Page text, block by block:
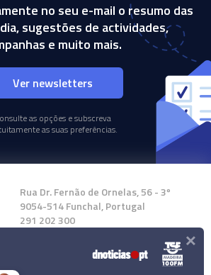
no seu e-mail o resumo das
sugestões de actividades,
e muito mais.
Ver newsletters
as opções e subscreva
as suas preferências.
Rua Dr. Fernão de Ornelas, 56 - 3º
9054-514 Funchal, Portugal
291 202 300
Instale a nossa App ×